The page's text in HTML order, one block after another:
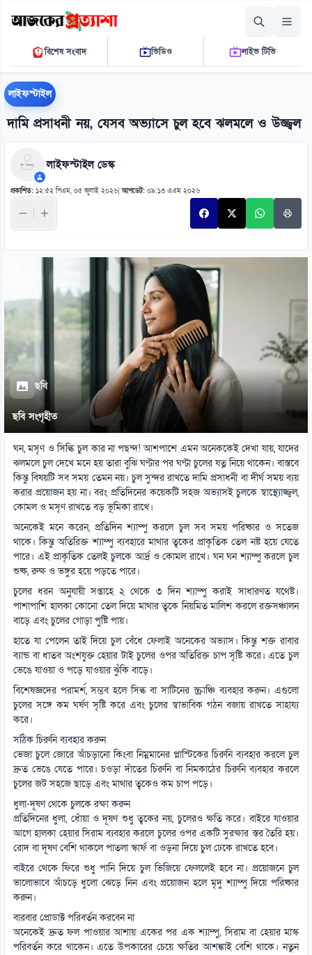
রোববার, ০৯ আগস্ট ২০২৬
০৯ ১২ ২৩ এ.এম.THE DAILY AJKER PROTTASHA
বিশেষ সংবাদ ভিডিও লাইভ টিভি
লাইফস্টাইল
দামি প্রসাধনী নয়, যেসব অভ্যাসে চুল হবে ঝলমলে ও উজ্জ্বল
লাইফস্টাইল ডেস্ক
প্রকাশিত: ১২:৫২ পিএম, ০৫ জুলাই ২০২৬ |আপডেট: ০৯:১৩ এএম ২০২৬
ছবি
ছবি সংগৃহীত
ঘন, মসৃণ ও সিল্কি চুল কার না পছন্দ! আশপাশে এমন অনেককেই দেখা যায়, যাদের
ঝলমলে চুল দেখে মনে হয় তারা বুঝি ঘণ্টার পর ঘণ্টা চুলের যত্ন নিয়ে থাকেন। বাস্তবে
কিন্তু বিষয়টি সব সময় তেমন নয়। চুল সুন্দর রাখতে দামি প্রসাধনী বা দীর্ঘ সময় ব্যয়
করার প্রয়োজন হয় না। বরং প্রতিদিনের কয়েকটি সহজ অভ্যাসই চুলকে স্বাস্থ্যোজ্জ্বল,
কোমল ও মসৃণ রাখতে বড় ভূমিকা রাখে।
অনেকেই মনে করেন, প্রতিদিন শ্যাম্পু করলে চুল সব সময় পরিষ্কার ও সতেজ
থাকে। কিন্তু অতিরিক্ত শ্যাম্পু ব্যবহারে মাথার ত্বকের প্রাকৃতিক তেল নষ্ট হয়ে যেতে
পারে। এই প্রাকৃতিক তেলই চুলকে আর্দ্র ও কোমল রাখে। ঘন ঘন শ্যাম্পু করলে চুল
শুষ্ক, রুক্ষ ও ভঙ্গুর হয়ে পড়তে পারে।
চুলের ধরন অনুযায়ী সপ্তাহে ২ থেকে ৩ দিন শ্যাম্পু করাই সাধারণত যথেষ্ট।
পাশাপাশি হালকা কোনো তেল দিয়ে মাথার ত্বকে নিয়মিত মালিশ করলে রক্তসঞ্চালন
বাড়ে এবং চুলের গোড়া পুষ্টি পায়।
হাতে যা পেলেন তাই দিয়ে চুল বেঁধে ফেলাই অনেকের অভ্যাস। কিন্তু শক্ত রাবার
ব্যান্ড বা ধাতব অংশযুক্ত হেয়ার টাই চুলের ওপর অতিরিক্ত চাপ সৃষ্টি করে। এতে চুল
ভেঙে যাওয়া ও পড়ে যাওয়ার ঝুঁকি বাড়ে।
বিশেষজ্ঞদের পরামর্শ, সম্ভব হলে সিল্ক বা সাটিনের স্ক্রাঞ্চি ব্যবহার করুন। এগুলো
চুলের সঙ্গে কম ঘর্ষণ সৃষ্টি করে এবং চুলের স্বাভাবিক গঠন বজায় রাখতে সাহায্য
করে।
সঠিক চিরুনি ব্যবহার করুন
ভেজা চুলে জোরে আঁচড়ানো কিংবা নিম্নমানের প্লাস্টিকের চিরুনি ব্যবহার করলে চুল
দ্রুত ভেঙে যেতে পারে। চওড়া দাঁতের চিরুনি বা নিমকাঠের চিরুনি ব্যবহার করলে
চুলের জট সহজে ছাড়ে এবং মাথার ত্বকেও কম চাপ পড়ে।
ধুলা-দূষণ থেকে চুলকে রক্ষা করুন
প্রতিদিনের ধুলা, ধোঁয়া ও দূষণ শুধু ত্বকের নয়, চুলেরও ক্ষতি করে। বাইরে যাওয়ার
আগে হালকা হেয়ার সিরাম ব্যবহার করলে চুলের ওপর একটি সুরক্ষার স্তর তৈরি হয়।
রোদ বা দূষণ বেশি থাকলে পাতলা স্কার্ফ বা ওড়না দিয়ে চুল ঢেকে রাখতে হবে।
বাইরে থেকে ফিরে শুধু পানি দিয়ে চুল ভিজিয়ে ফেললেই হবে না। প্রয়োজনে চুল
ভালোভাবে আঁচড়ে ধুলো ঝেড়ে নিন এবং প্রয়োজন হলে মৃদু শ্যাম্পু দিয়ে পরিষ্কার
করুন।
বারবার প্রোডাক্ট পরিবর্তন করবেন না
অনেকেই দ্রুত ফল পাওয়ার আশায় একের পর এক শ্যাম্পু, সিরাম বা হেয়ার মাস্ক
পরিবর্তন করে থাকেন। এতে উপকারের চেয়ে ক্ষতির আশঙ্কাই বেশি থাকে। নতুন